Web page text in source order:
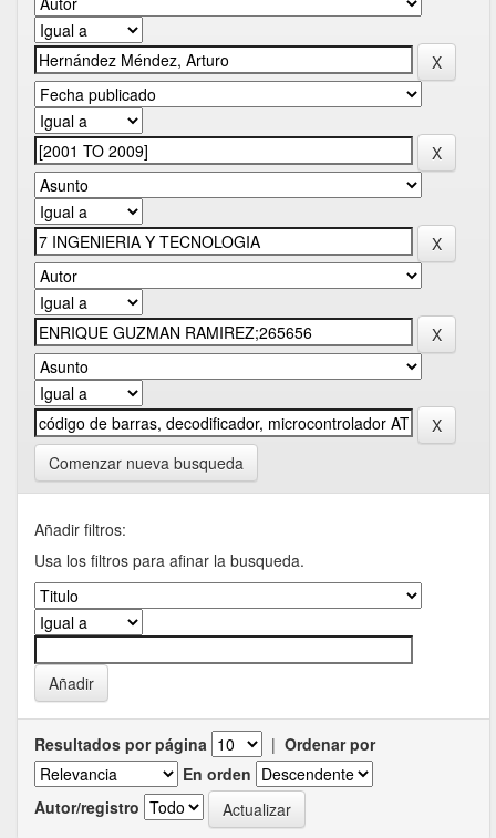
Comenzar nueva busqueda
Añadir filtros:
Usa los filtros para afinar la busqueda.
Resultados por página | Ordenar por
En orden
Autor/registro